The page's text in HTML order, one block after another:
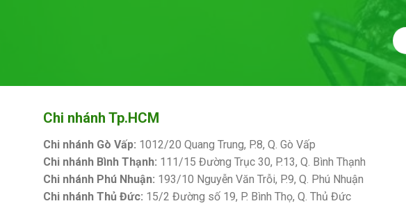
Chi nhánh Tp.HCM
Chi nhánh Gò Vấp: 1012/20 Quang Trung, P.8, Q. Gò Vấp
Chi nhánh Bình Thạnh: 111/15 Đường Trục 30, P.13, Q. Bình Thạnh
Chi nhánh Phú Nhuận: 193/10 Nguyễn Văn Trỗi, P.9, Q. Phú Nhuận
Chi nhánh Thủ Đức: 15/2 Đường số 19, P. Bình Thọ, Q. Thủ Đức